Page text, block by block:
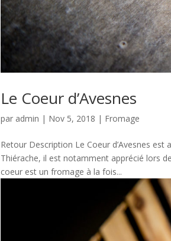
Le Coeur d’Avesnes
par admin | Nov 5, 2018 | Fromage
Retour Description Le Coeur d’Avesnes est
Thiérache, il est notamment apprécié lors
coeur est un fromage à la fois...